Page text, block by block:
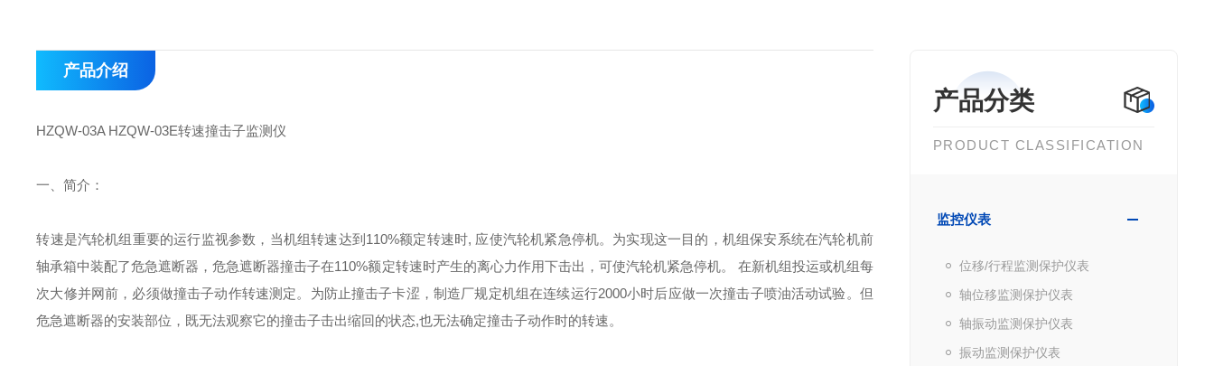
产品分类
PRODUCT CLASSIFICATION
监控仪表
位移/行程监测保护仪表
轴位移监测保护仪表
轴振动监测保护仪表
振动监测保护仪表
产品介绍
HZQW-03A HZQW-03E转速撞击子监测仪
一、简介：
转速是汽轮机组重要的运行监视参数，当机组转速达到 110%额定转速时, 应使汽轮机紧急停机。为实现这一目的，机组保安系统在汽轮机前
轴承箱中装配了危急遮断器，危急遮断器撞击子在110%额定转速时产生的离心力作用下击出，可使汽轮机紧急停机。
在新机组投运或机组每
次大修并网前，必须做撞击子动作转速测定。为防止撞击子卡涩，制造厂规定机组在连续运行2000小时后应做一次撞击子喷油活动试验。但
危急遮断器的安装部位，既无法观察它的撞击子击出缩回的状态,也无法确定撞击子动作时的转速。